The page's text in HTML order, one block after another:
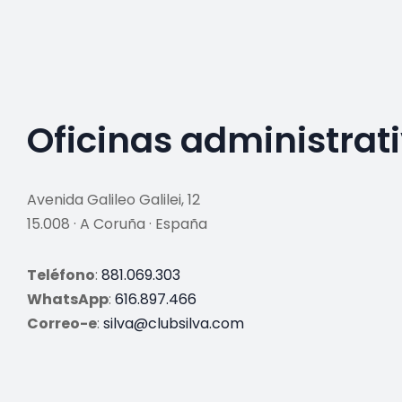
Oficinas
Avenida Galileo Galilei, 12
15.008 · A Coruña · España
Teléfono: 881.069.303
WhatsApp: 616.897.466
Correo-e: silva@clubsilva.com